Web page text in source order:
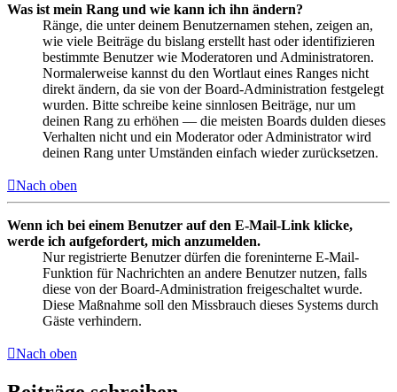
Was ist mein Rang und wie kann ich ihn ändern?
Ränge, die unter deinem Benutzernamen stehen, zeigen an,
wie viele Beiträge du bislang erstellt hast oder identifizieren
bestimmte Benutzer wie Moderatoren und Administratoren.
Normalerweise kannst du den Wortlaut eines Ranges nicht
direkt ändern, da sie von der Board-Administration festgelegt
wurden. Bitte schreibe keine sinnlosen Beiträge, nur um
deinen Rang zu erhöhen — die meisten Boards dulden dieses
Verhalten nicht und ein Moderator oder Administrator wird
deinen Rang unter Umständen einfach wieder zurücksetzen.
Nach oben
Wenn ich bei einem Benutzer auf den E-Mail-Link klicke,
werde ich aufgefordert, mich anzumelden.
Nur registrierte Benutzer dürfen die foreninterne E-Mail-
Funktion für Nachrichten an andere Benutzer nutzen, falls
diese von der Board-Administration freigeschaltet wurde.
Diese Maßnahme soll den Missbrauch dieses Systems durch
Gäste verhindern.
Nach oben